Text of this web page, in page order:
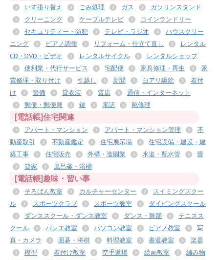
いす張り替え ごみ処理 ガス
ガソリンスタンド
クリーニング
ケーブルテレビ
コインランドリー
セキュリティー・防犯
テレビ・ラジオ
ハウスクリー
ニング
ピアノ調律 リフォーム・仕立て直し
レンタル
CD・DVD・ビデオ
レンタルサイクル
レンタルショップ
便利業・代行サービス
宅配便 家具修理・再生
家
電修理・取り付け
引越し 新聞 白アリ駆除
着付
け
警備 貸衣装 質店
通信・インターネット
郵便・郵便局
鍵 電話 靴修理
[電話帳]住宅関連
アパート・マンション アパート・マンション管理
不
動産取引
不動産鑑定 住宅展示場
住宅設備・建設・建
築工事
住宅販売 外構・造園業 水道・配水管
畳
貸家
風呂釜・浴槽
[電話帳]趣味・習い事
そろばん教室 カルチャーセンター
スイミングスクー
ル
スポーツクラブ スポーツ教室
ダイビングスクール
ダンススクール・ダンス教室
ダンス・舞踊
テニスス
クール
バレエ教室 パソコン教室 ピアノ教室
写
真・カメラ
囲碁・将棋 料理教室 書道教室
楽器
模型
着付け教室 空手道場 絵画教室
編み物